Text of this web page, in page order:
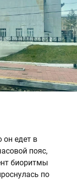
он едет в
пояс,
биоритмы
по